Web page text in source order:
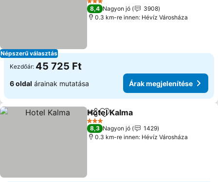
Népszerű választás
3 Kategória
8,4 Nagyon jó
3908
0.3 km-re innen: Hévíz Városháza
Kezdőár: 45 725 Ft
6 oldal árainak mutatása Árak megjelenítése
Megosztás
Hozzáadás a kedvencekhez
Hotel Kalma
3 Kategória
8,3 Nagyon jó
1429
0.3 km-re innen: Hévíz Városháza